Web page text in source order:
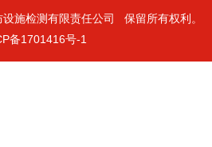
施检测有限责任公司 保留所有权利。
备1701416号-1